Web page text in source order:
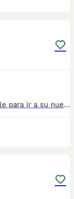
Espectacular macho de Yorsay disponible para ir a su nuevo hogar se entrega con su vacuna y desparacitado y su cartilla correspondiente a su edad